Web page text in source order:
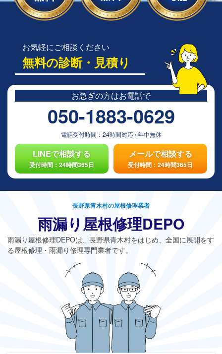
お気軽にご相談ください
無料の診断・見積り
お急ぎの方はお電話で
050-1883-0629
電話受付時間： 24時間対応/年中無休
LINEで相談する
受付時間：24時間365日
メールで相談する
受付時間：24時間365日
長野県青木村の屋根修理業者
雨漏り屋根修理DEPO
雨漏り屋根修理DEPOは、長野県青木村をはじめ、全国に展開をす
る屋根修理・雨漏り修理専門業者です。